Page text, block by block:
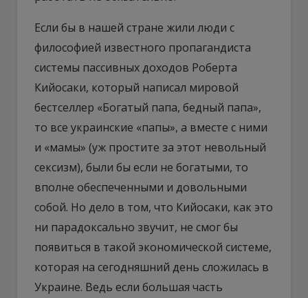
Если бы в нашей стране жили люди с
философией известного пропагандиста
системы пассивных доходов Роберта
Кийосаки, который написал мировой
бестселлер «Богатый папа, бедный папа»,
то все украинские «папы», а вместе с ними
и «мамы» (уж простите за этот невольный
сексизм), были бы если не богатыми, то
вполне обеспеченными и довольными
собой. Но дело в том, что Кийосаки, как это
ни парадоксально звучит, не смог бы
появиться в такой экономической системе,
которая на сегодняшний день сложилась в
Украине. Ведь если большая часть